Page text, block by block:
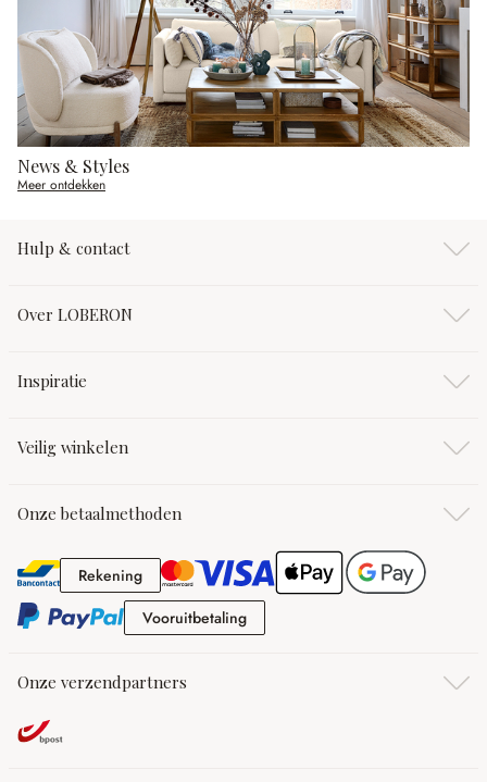
News & Styles
Meer ontdekken
Hulp & contact
Over LOBERON
Inspiratie
Veilig winkelen
Onze betaalmethoden
RekeningRekening
VooruitbetalingVooruitbetaling
Onze verzendpartners